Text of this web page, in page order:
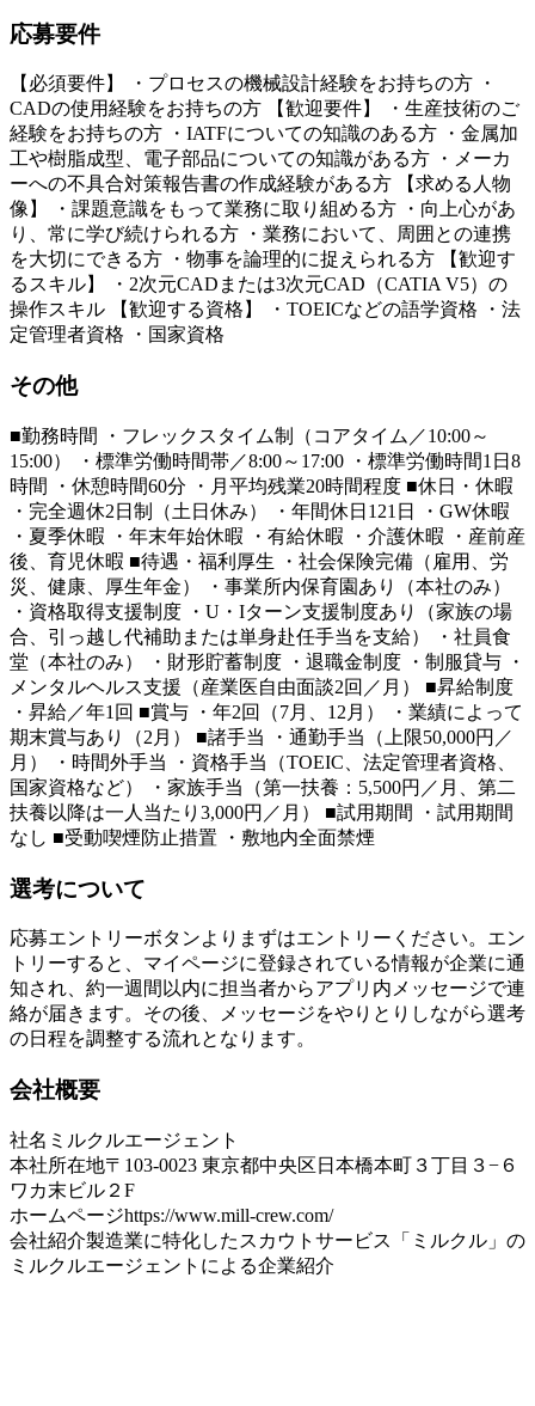
応募要件
【必須要件】 ・プロセスの機械設計経験をお持ちの方 ・
CADの使用経験をお持ちの方 【歓迎要件】 ・生産技術のご
経験をお持ちの方 ・IATFについての知識のある方 ・金属加
工や樹脂成型、電子部品についての知識がある方 ・メーカ
ーへの不具合対策報告書の作成経験がある方 【求める人物
像】 ・課題意識をもって業務に取り組める方 ・向上心があ
り、常に学び続けられる方 ・業務において、周囲との連携
を大切にできる方 ・物事を論理的に捉えられる方 【歓迎す
るスキル】 ・2次元CADまたは3次元CAD（CATIA V5）の
操作スキル 【歓迎する資格】 ・TOEICなどの語学資格 ・法
定管理者資格 ・国家資格
その他
■勤務時間 ・フレックスタイム制（コアタイム／10:00～
15:00） ・標準労働時間帯／8:00～17:00 ・標準労働時間1日8
時間 ・休憩時間60分 ・月平均残業20時間程度 ■休日・休暇
・完全週休2日制（土日休み） ・年間休日121日 ・GW休暇
・夏季休暇 ・年末年始休暇 ・有給休暇 ・介護休暇 ・産前産
後、育児休暇 ■待遇・福利厚生 ・社会保険完備（雇用、労
災、健康、厚生年金） ・事業所内保育園あり（本社のみ）
・資格取得支援制度 ・U・Iターン支援制度あり（家族の場
合、引っ越し代補助または単身赴任手当を支給） ・社員食
堂（本社のみ） ・財形貯蓄制度 ・退職金制度 ・制服貸与 ・
メンタルヘルス支援（産業医自由面談2回／月） ■昇給制度
・昇給／年1回 ■賞与 ・年2回（7月、12月） ・業績によって
期末賞与あり（2月） ■諸手当 ・通勤手当（上限50,000円／
月） ・時間外手当 ・資格手当（TOEIC、法定管理者資格、
国家資格など） ・家族手当（第一扶養：5,500円／月、第二
扶養以降は一人当たり3,000円／月） ■試用期間 ・試用期間
なし ■受動喫煙防止措置 ・敷地内全面禁煙
選考について
応募エントリーボタンよりまずはエントリーください。エン
トリーすると、マイページに登録されている情報が企業に通
知され、約一週間以内に担当者からアプリ内メッセージで連
絡が届きます。その後、メッセージをやりとりしながら選考
の日程を調整する流れとなります。
会社概要
社名 ミルクルエージェント
本社所在地〒103-0023 東京都中央区日本橋本町３丁目３−６
ワカ末ビル２F
ホームページhttps://www.mill-crew.com/
会社紹介製造業に特化したスカウトサービス「ミルクル」の
ミルクルエージェントによる企業紹介